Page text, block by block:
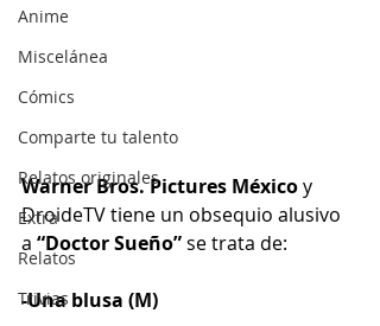
Anime
Miscelánea
Cómics
Comparte tu talento
Relatos originales
Extra
Relatos
Trivias
Warner Bros. Pictures México y
DroideTV tiene un obsequio alusivo
a “Doctor Sueño” se trata de:
-Una blusa (M)